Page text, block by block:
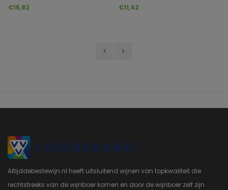
Blanc Fumé
€15,82 €11,42
Altijddebestewijn.nl heeft uitsluitend wijnen van topkwaliteit die
rechtstreeks van de wijnboer komen en door de wijnboer zelf zijn